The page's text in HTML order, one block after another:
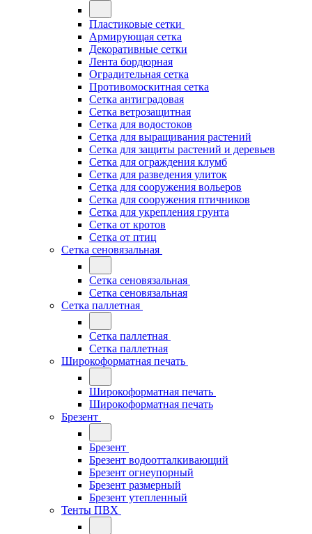
Пластиковые сетки
Армирующая сетка
Декоративные сетки
Лента бордюрная
Оградительная сетка
Противомоскитная сетка
Сетка антиградовая
Сетка ветрозащитная
Сетка для водостоков
Сетка для выращивания растений
Сетка для защиты растений и деревьев
Сетка для ограждения клумб
Сетка для разведения улиток
Сетка для сооружения вольеров
Сетка для сооружения птичников
Сетка для укрепления грунта
Сетка от кротов
Сетка от птиц
Сетка сеновязальная
Сетка сеновязальная
Сетка сеновязальная
Сетка паллетная
Сетка паллетная
Сетка паллетная
Широкоформатная печать
Широкоформатная печать
Широкоформатная печать
Брезент
Брезент
Брезент водоотталкивающий
Брезент огнеупорный
Брезент размерный
Брезент утепленный
Тенты ПВХ